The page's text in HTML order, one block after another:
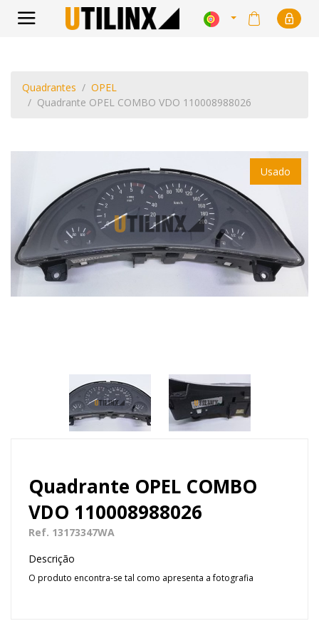
Quadrantes
OPEL
Quadrante OPEL COMBO VDO 110008988026
Usado
Quadrante OPEL COMBO
VDO 110008988026
Ref. 13173347WA
Descrição
O produto encontra-se tal como apresenta a fotografia